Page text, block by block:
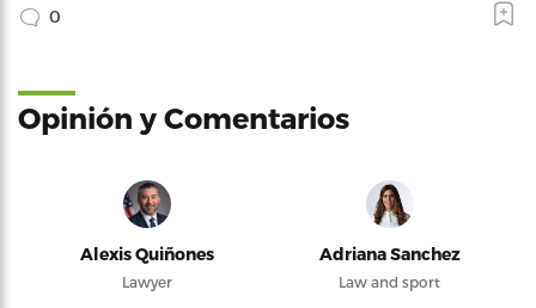
0
Opinión y Comentarios
Alexis Quiñones
Lawyer
Adriana Sanchez
Law and sport